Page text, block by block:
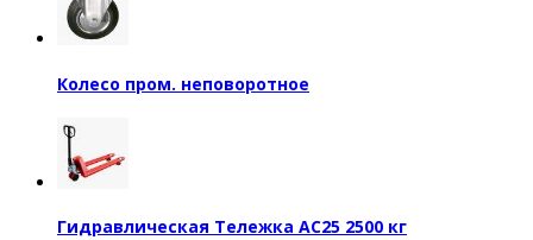
Колесо пром. неповоротное
Гидравлическая Тележка AC25 2500 кг